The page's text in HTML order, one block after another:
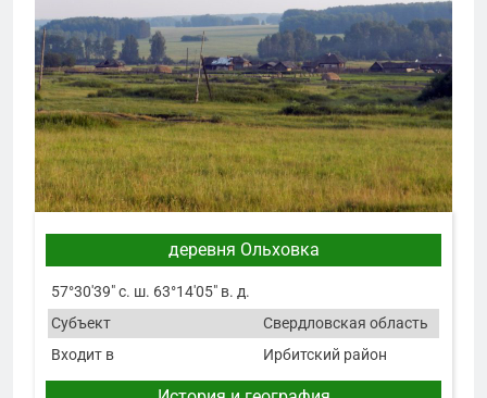
деревня Ольховка
57°30′39″ с. ш. 63°14′05″ в. д.
Субъект
Свердловская область
Входит в
Ирбитский район